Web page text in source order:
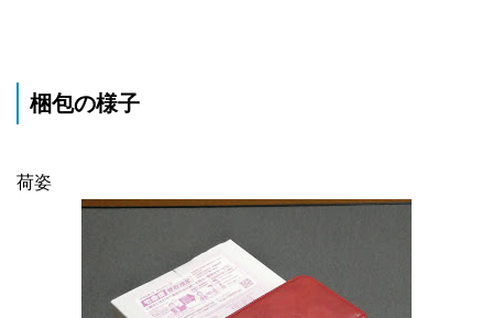
梱包の様子
荷姿